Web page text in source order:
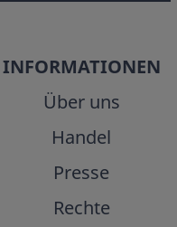
INFORMATIONEN
Über uns
Handel
Presse
Rechte